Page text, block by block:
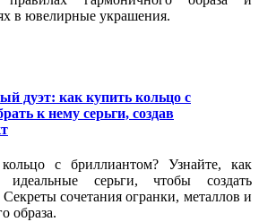
в ювелирные украшения.
дуэт: как купить кольцо с
к нему серьги, создав
с бриллиантом? Узнайте, как
серьги, чтобы создать
сочетания огранки, металлов и
образа.